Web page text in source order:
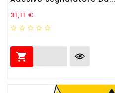
Prezzo
31,11 €
